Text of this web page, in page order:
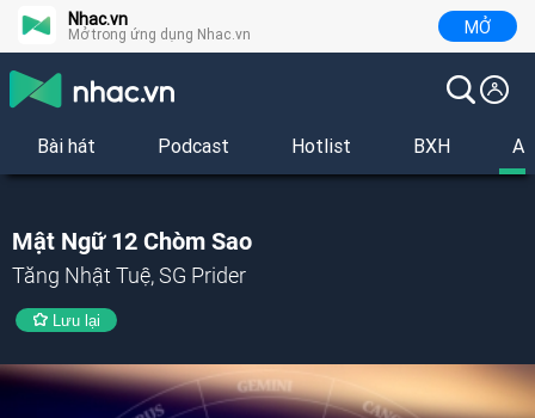
Nhac.vn
Mở trong ứng dụng Nhac.vn MỞ
Bài hát Podcast Hotlist BXH
Mật Ngữ 12 Chòm Sao
Tăng Nhật Tuệ, SG Prider
Lưu lại